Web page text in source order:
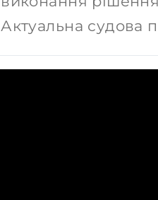
Актуальна судова